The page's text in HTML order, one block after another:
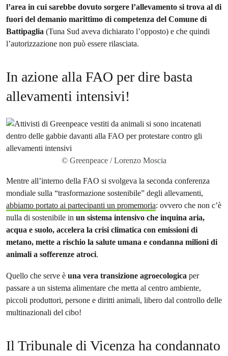
l’area in cui sarebbe dovuto sorgere l’allevamento si trova al di
fuori del demanio marittimo di competenza del Comune di
Battipaglia (Tuna Sud aveva dichiarato l’opposto) e che quindi
l’autorizzazione non può essere rilasciata.
In azione alla FAO per dire basta
allevamenti intensivi!
© Greenpeace / Lorenzo Moscia
Mentre all’interno della FAO si svolgeva la seconda conferenza
mondiale sulla “trasformazione sostenibile” degli allevamenti,
abbiamo portato ai partecipanti un promemoria: ovvero che non c’è
nulla di sostenibile in un sistema intensivo che inquina aria,
acqua e suolo, accelera la crisi climatica con emissioni di
metano, mette a rischio la salute umana e condanna milioni di
animali a sofferenze atroci.
Quello che serve è una vera transizione agroecologica per
passare a un sistema alimentare che metta al centro ambiente,
piccoli produttori, persone e diritti animali, libero dal controllo delle
multinazionali del cibo!
Il Tribunale di Vicenza ha condannato